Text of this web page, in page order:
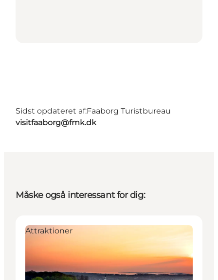
Sidst opdateret af:Faaborg Turistbureau
visitfaaborg@fmk.dk
Måske også interessant for dig:
Attraktioner